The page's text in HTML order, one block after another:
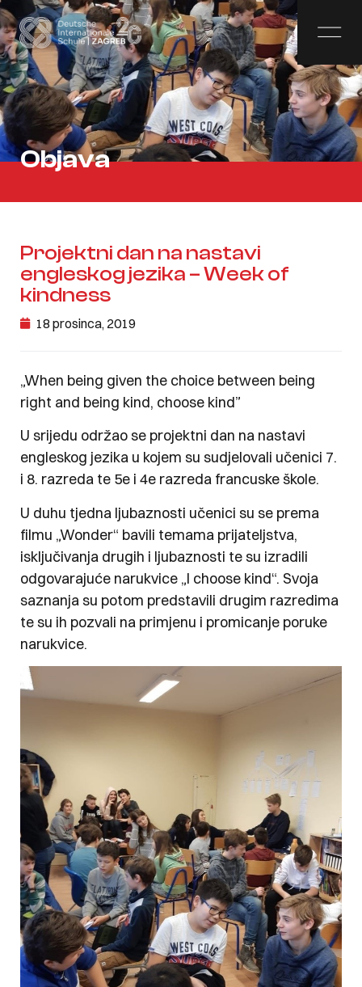
Objava
Projektni dan na nastavi
engleskog jezika – Week of
kindness
18 prosinca, 2019
„When being given the choice between being
right and being kind, choose kind”
U srijedu održao se projektni dan na nastavi
engleskog jezika u kojem su sudjelovali učenici 7.
i 8. razreda te 5e i 4e razreda francuske škole.
U duhu tjedna ljubaznosti učenici su se prema
filmu „Wonder“ bavili temama prijateljstva,
isključivanja drugih i ljubaznosti te su izradili
odgovarajuće narukvice „I choose kind“. Svoja
saznanja su potom predstavili drugim razredima
te su ih pozvali na primjenu i promicanje poruke
narukvice.